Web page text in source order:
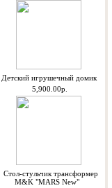
Детский игрушечный домик
5,900.00р.
Стол-стульчик трансформер
M&K "MARS New"